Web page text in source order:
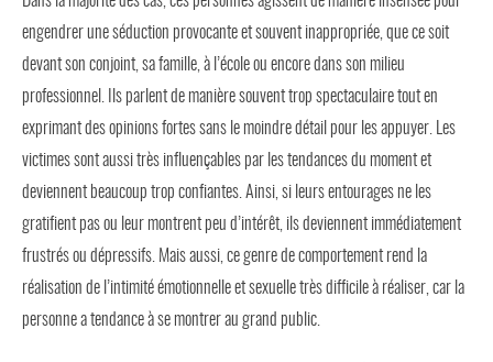
engendrer une séduction provocante et souvent inappropriée, que ce soit
devant son conjoint, sa famille, à l’école ou encore dans son milieu
professionnel. Ils parlent de manière souvent trop spectaculaire tout en
exprimant des opinions fortes sans le moindre détail pour les appuyer. Les
victimes sont aussi très influençables par les tendances du moment et
deviennent beaucoup trop confiantes. Ainsi, si leurs entourages ne les
gratifient pas ou leur montrent peu d’intérêt, ils deviennent immédiatement
frustrés ou dépressifs. Mais aussi, ce genre de comportement rend la
réalisation de l’intimité émotionnelle et sexuelle très difficile à réaliser, car la
personne a tendance à se montrer au grand public.